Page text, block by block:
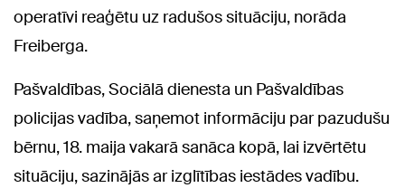
operatīvi reaģētu uz radušos situāciju, norāda
Freiberga.
Pašvaldības, Sociālā dienesta un Pašvaldības
policijas vadība, saņemot informāciju par pazudušu
bērnu, 18. maija vakarā sanāca kopā, lai izvērtētu
situāciju, sazinājās ar izglītības iestādes vadību.